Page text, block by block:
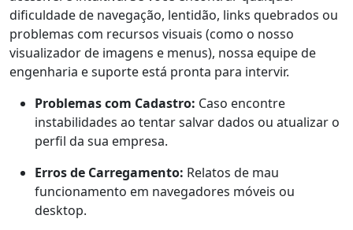
dificuldade de navegação, lentidão, links quebrados ou
problemas com recursos visuais (como o nosso
visualizador de imagens e menus), nossa equipe de
engenharia e suporte está pronta para intervir.
Problemas com Cadastro: Caso encontre
instabilidades ao tentar salvar dados ou atualizar o
perfil da sua empresa.
Erros de Carregamento: Relatos de mau
funcionamento em navegadores móveis ou
desktop.